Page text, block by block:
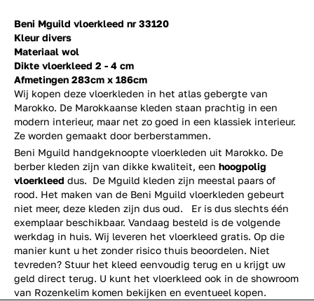
Beni Mguild vloerkleed nr 33120
Kleur divers
Materiaal wol
Dikte vloerkleed 2 - 4 cm
Afmetingen 283cm x 186cm
Wij kopen deze vloerkleden in het atlas gebergte van
Marokko. De Marokkaanse kleden staan prachtig in een
modern interieur, maar net zo goed in een klassiek interieur.
Ze worden gemaakt door berberstammen.
Beni Mguild handgeknoopte vloerkleden uit Marokko. De
berber kleden zijn van dikke kwaliteit, een hoogpolig
vloerkleed dus. De Mguild kleden zijn meestal paars of
rood. Het maken van de Beni Mguild vloerkleden gebeurt
niet meer, deze kleden zijn dus oud. Er is dus slechts één
exemplaar beschikbaar. Vandaag besteld is de volgende
werkdag in huis. Wij leveren het vloerkleed gratis. Op die
manier kunt u het zonder risico thuis beoordelen. Niet
tevreden? Stuur het kleed eenvoudig terug en u krijgt uw
geld direct terug. U kunt het vloerkleed ook in de showroom
van Rozenkelim komen bekijken en eventueel kopen.